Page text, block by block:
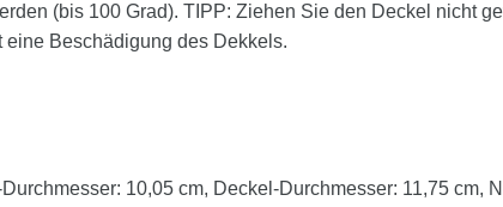
(bis 100 Grad). TIPP: Ziehen Sie den Deckel nicht
Beschädigung des Dekkels.
10,05 cm, Deckel-Durchmesser: 11,75 cm,